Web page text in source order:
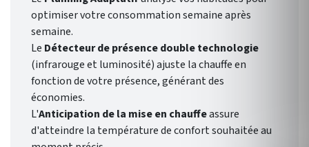
optimiser votre consommation semaine après
semaine.
Le Détecteur de présence double technologie
(infrarouge et luminosité) ajuste la chauffe en
fonction de votre présence, générant des
économies.
L'Anticipation de la mise en chauffeassure
d'atteindre la température de confort souhaitée au